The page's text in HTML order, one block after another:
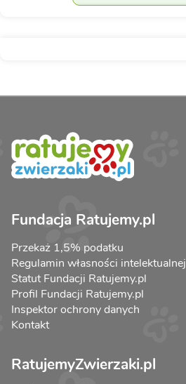
Fundacja Ratujemy.pl
Przekaż 1,5% podatku
Regulamin własności intelektualnej
Statut Fundacji Ratujemy.pl
Profil Fundacji Ratujemy.pl
Inspektor ochrony danych
Kontakt
RatujemyZwierzaki.pl